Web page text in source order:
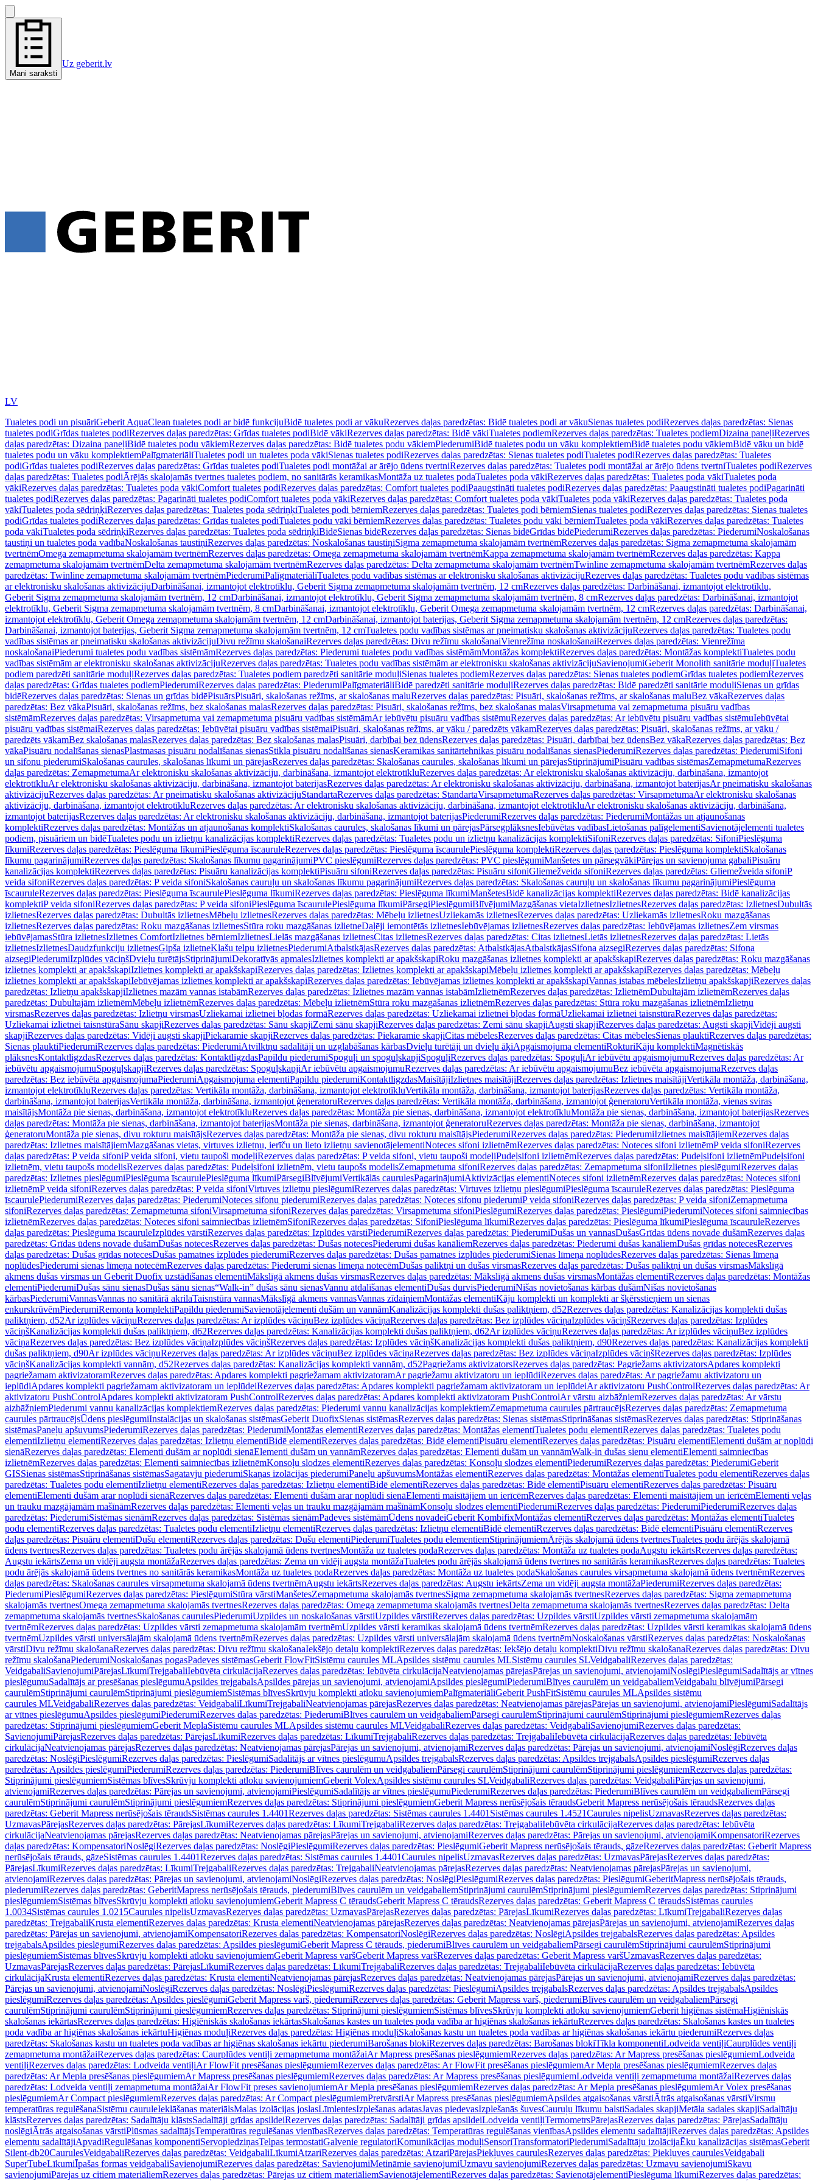
Mani saraksti
Uz geberit.lv
LV
Tualetes podi un pisuāriGeberit AquaClean tualetes podi ar bidē funkcijuBidē tualetes podi ar vākuRezerves daļas paredzētas: Bidē tualetes podi ar vākuSienas tualetes podiRezerves daļas paredzētas: Sienas
tualetes podiGrīdas tualetes podiRezerves daļas paredzētas: Grīdas tualetes podiBidē vākiRezerves daļas paredzētas: Bidē vākiTualetes podiemRezerves daļas paredzētas: Tualetes podiemDizaina paneļiRezerves
daļas paredzētas: Dizaina paneļiBidē tualetes podu vākiemRezerves daļas paredzētas: Bidē tualetes podu vākiemPiederumiBidē tualetes podu un vāku komplektiemBidē tualetes podu vākiemBidē vāku un bidē
tualetes podu un vāku komplektiemPalīgmateriāliTualetes podi un tualetes poda vākiSienas tualetes podiRezerves daļas paredzētas: Sienas tualetes podiTualetes podiRezerves daļas paredzētas: Tualetes
podiGrīdas tualetes podiRezerves daļas paredzētas: Grīdas tualetes podiTualetes podi montāžai ar ārējo ūdens tvertniRezerves daļas paredzētas: Tualetes podi montāžai ar ārējo ūdens tvertniTualetes podiRezerves
daļas paredzētas: Tualetes podiĀrējās skalojamās tvertnes tualetes podiem, no sanitārās keramikasMontāža uz tualetes podaTualetes poda vākiRezerves daļas paredzētas: Tualetes poda vākiTualetes poda
vākiRezerves daļas paredzētas: Tualetes poda vākiComfort tualetes podiRezerves daļas paredzētas: Comfort tualetes podiPaaugstināti tualetes podiRezerves daļas paredzētas: Paaugstināti tualetes podiPagarināti
tualetes podiRezerves daļas paredzētas: Pagarināti tualetes podiComfort tualetes poda vākiRezerves daļas paredzētas: Comfort tualetes poda vākiTualetes poda vākiRezerves daļas paredzētas: Tualetes poda
vākiTualetes poda sēdriņķiRezerves daļas paredzētas: Tualetes poda sēdriņķiTualetes podi bērniemRezerves daļas paredzētas: Tualetes podi bērniemSienas tualetes podiRezerves daļas paredzētas: Sienas tualetes
podiGrīdas tualetes podiRezerves daļas paredzētas: Grīdas tualetes podiTualetes podu vāki bērniemRezerves daļas paredzētas: Tualetes podu vāki bērniemTualetes poda vākiRezerves daļas paredzētas: Tualetes
poda vākiTualetes poda sēdriņķiRezerves daļas paredzētas: Tualetes poda sēdriņķiBidēSienas bidēRezerves daļas paredzētas: Sienas bidēGrīdas bidēPiederumiRezerves daļas paredzētas: PiederumiNoskalošanas
taustiņi un tualetes poda vadībaNoskalošanas taustiņiRezerves daļas paredzētas: Noskalošanas taustiņiSigma zemapmetuma skalojamām tvertnēmRezerves daļas paredzētas: Sigma zemapmetuma skalojamām
tvertnēmOmega zemapmetuma skalojamām tvertnēmRezerves daļas paredzētas: Omega zemapmetuma skalojamām tvertnēmKappa zemapmetuma skalojamām tvertnēmRezerves daļas paredzētas: Kappa
zemapmetuma skalojamām tvertnēmDelta zemapmetuma skalojamām tvertnēmRezerves daļas paredzētas: Delta zemapmetuma skalojamām tvertnēmTwinline zemapmetuma skalojamām tvertnēmRezerves daļas
paredzētas: Twinline zemapmetuma skalojamām tvertnēmPiederumiPalīgmateriāliTualetes podu vadības sistēmas ar elektronisku skalošanas aktivizācijuRezerves daļas paredzētas: Tualetes podu vadības sistēmas
ar elektronisku skalošanas aktivizācijuDarbināšanai, izmantojot elektrotīklu, Geberit Sigma zemapmetuma skalojamām tvertnēm, 12 cmRezerves daļas paredzētas: Darbināšanai, izmantojot elektrotīklu,
Geberit Sigma zemapmetuma skalojamām tvertnēm, 12 cmDarbināšanai, izmantojot elektrotīklu, Geberit Sigma zemapmetuma skalojamām tvertnēm, 8 cmRezerves daļas paredzētas: Darbināšanai, izmantojot
elektrotīklu, Geberit Sigma zemapmetuma skalojamām tvertnēm, 8 cmDarbināšanai, izmantojot elektrotīklu, Geberit Omega zemapmetuma skalojamām tvertnēm, 12 cmRezerves daļas paredzētas: Darbināšanai,
izmantojot elektrotīklu, Geberit Omega zemapmetuma skalojamām tvertnēm, 12 cmDarbināšanai, izmantojot baterijas, Geberit Sigma zemapmetuma skalojamām tvertnēm, 12 cmRezerves daļas paredzētas:
Darbināšanai, izmantojot baterijas, Geberit Sigma zemapmetuma skalojamām tvertnēm, 12 cmTualetes podu vadības sistēmas ar pneimatisku skalošanas aktivizācijuRezerves daļas paredzētas: Tualetes podu
vadības sistēmas ar pneimatisku skalošanas aktivizācijuDivu režīmu skalošanaiRezerves daļas paredzētas: Divu režīmu skalošanaiVienrežīma noskalošanaiRezerves daļas paredzētas: Vienrežīma
noskalošanaiPiederumi tualetes podu vadības sistēmāmRezerves daļas paredzētas: Piederumi tualetes podu vadības sistēmāmMontāžas komplektiRezerves daļas paredzētas: Montāžas komplektiTualetes podu
vadības sistēmām ar elektronisku skalošanas aktivizācijuRezerves daļas paredzētas: Tualetes podu vadības sistēmām ar elektronisku skalošanas aktivizācijuSavienojumiGeberit Monolith sanitārie moduļiTualetes
podiem paredzēti sanitārie moduļiRezerves daļas paredzētas: Tualetes podiem paredzēti sanitārie moduļiSienas tualetes podiemRezerves daļas paredzētas: Sienas tualetes podiemGrīdas tualetes podiemRezerves
daļas paredzētas: Grīdas tualetes podiemPiederumiRezerves daļas paredzētas: PiederumiPalīgmateriāliBidē paredzēti sanitārie moduļiRezerves daļas paredzētas: Bidē paredzēti sanitārie moduļiSienas un grīdas
bidēRezerves daļas paredzētas: Sienas un grīdas bidēPisuārsPisuāri, skalošanas režīms, ar skalošanas maluRezerves daļas paredzētas: Pisuāri, skalošanas režīms, ar skalošanas maluBez vākaRezerves daļas
paredzētas: Bez vākaPisuāri, skalošanas režīms, bez skalošanas malasRezerves daļas paredzētas: Pisuāri, skalošanas režīms, bez skalošanas malasVirsapmetuma vai zemapmetuma pisuāru vadības
sistēmāmRezerves daļas paredzētas: Virsapmetuma vai zemapmetuma pisuāru vadības sistēmāmAr iebūvētu pisuāru vadības sistēmuRezerves daļas paredzētas: Ar iebūvētu pisuāru vadības sistēmuIebūvētai
pisuāru vadības sistēmaiRezerves daļas paredzētas: Iebūvētai pisuāru vadības sistēmaiPisuāri, skalošanas režīms, ar vāku / paredzēts vākamRezerves daļas paredzētas: Pisuāri, skalošanas režīms, ar vāku /
paredzēts vākamBez skalošanas malasRezerves daļas paredzētas: Bez skalošanas malasPisuāri, darbībai bez ūdensRezerves daļas paredzētas: Pisuāri, darbībai bez ūdensBez vākaRezerves daļas paredzētas: Bez
vākaPisuāru nodalīšanas sienasPlastmasas pisuāru nodalīšanas sienasStikla pisuāru nodalīšanas sienasKeramikas sanitārtehnikas pisuāru nodalīšanas sienasPiederumiRezerves daļas paredzētas: PiederumiSifoni
un sifonu piederumiSkalošanas caurules, skalošanas līkumi un pārejasRezerves daļas paredzētas: Skalošanas caurules, skalošanas līkumi un pārejasStiprinājumiPisuāru vadības sistēmasZemapmetumaRezerves
daļas paredzētas: ZemapmetumaAr elektronisku skalošanas aktivizāciju, darbināšana, izmantojot elektrotīkluRezerves daļas paredzētas: Ar elektronisku skalošanas aktivizāciju, darbināšana, izmantojot
elektrotīkluAr elektronisku skalošanas aktivizāciju, darbināšana, izmantojot baterijasRezerves daļas paredzētas: Ar elektronisku skalošanas aktivizāciju, darbināšana, izmantojot baterijasAr pneimatisku skalošanas
aktivizācijuRezerves daļas paredzētas: Ar pneimatisku skalošanas aktivizācijuStandartaRezerves daļas paredzētas: StandartaVirsapmetumaRezerves daļas paredzētas: VirsapmetumaAr elektronisku skalošanas
aktivizāciju, darbināšana, izmantojot elektrotīkluRezerves daļas paredzētas: Ar elektronisku skalošanas aktivizāciju, darbināšana, izmantojot elektrotīkluAr elektronisku skalošanas aktivizāciju, darbināšana,
izmantojot baterijasRezerves daļas paredzētas: Ar elektronisku skalošanas aktivizāciju, darbināšana, izmantojot baterijasPiederumiRezerves daļas paredzētas: PiederumiMontāžas un atjaunošanas
komplektiRezerves daļas paredzētas: Montāžas un atjaunošanas komplektiSkalošanas caurules, skalošanas līkumi un pārejasPārsegplāksnesIebūvētas vadībasLietošanas palīgelementiSavienotājelementi tualetes
podiem, pisuāriem un bidēTualetes podu un izlietņu kanalizācijas komplektiRezerves daļas paredzētas: Tualetes podu un izlietņu kanalizācijas komplektiSifoniRezerves daļas paredzētas: SifoniPieslēguma
līkumiRezerves daļas paredzētas: Pieslēguma līkumiPieslēguma īscauruleRezerves daļas paredzētas: Pieslēguma īscaurulePieslēguma komplektiRezerves daļas paredzētas: Pieslēguma komplektiSkalošanas
līkumu pagarinājumiRezerves daļas paredzētas: Skalošanas līkumu pagarinājumiPVC pieslēgumiRezerves daļas paredzētas: PVC pieslēgumiManšetes un pārsegvākiPārejas un savienojuma gabaliPisuāru
kanalizācijas komplektiRezerves daļas paredzētas: Pisuāru kanalizācijas komplektiPisuāru sifoniRezerves daļas paredzētas: Pisuāru sifoniGliemežveida sifoniRezerves daļas paredzētas: Gliemežveida sifoniP
veida sifoniRezerves daļas paredzētas: P veida sifoniSkalošanas cauruļu un skalošanas līkumu pagarinājumiRezerves daļas paredzētas: Skalošanas cauruļu un skalošanas līkumu pagarinājumiPieslēguma
īscauruleRezerves daļas paredzētas: Pieslēguma īscaurulePieslēguma līkumiRezerves daļas paredzētas: Pieslēguma līkumiManšetesBidē kanalizācijas komplektiRezerves daļas paredzētas: Bidē kanalizācijas
komplektiP veida sifoniRezerves daļas paredzētas: P veida sifoniPieslēguma īscaurulePieslēguma līkumiPārsegiPieslēgumiBlīvējumiMazgāšanas vietaIzlietnesIzlietnesRezerves daļas paredzētas: IzlietnesDubultās
izlietnesRezerves daļas paredzētas: Dubultās izlietnesMēbeļu izlietnesRezerves daļas paredzētas: Mēbeļu izlietnesUzliekamās izlietnesRezerves daļas paredzētas: Uzliekamās izlietnesRoku mazgāšanas
izlietnesRezerves daļas paredzētas: Roku mazgāšanas izlietnesStūra roku mazgāšanas izlietneDaļēji iemontētās izlietnesIebūvējamas izlietnesRezerves daļas paredzētas: Iebūvējamas izlietnesZem virsmas
iebūvējamasStūra izlietnesIzlietnes ComfortIzlietnes bērniemIzlietnesLielās mazgāšanas izlietnesCitas izlietnesRezerves daļas paredzētas: Citas izlietnesLietās izlietnesRezerves daļas paredzētas: Lietās
izlietnesIzlietnesDaudzfunkciju izlietnesĢipša izlietneKlašu telpu izlietnesPiederumiAtbalstkājasRezerves daļas paredzētas: AtbalstkājasAtbalstkājasSifona aizsegiRezerves daļas paredzētas: Sifona
aizsegiPiederumiIzplūdes vāciņšDvieļu turētājsStiprinājumiDekoratīvās apmalesIzlietnes komplekti ar apakšskapiRoku mazgāšanas izlietnes komplekti ar apakšskapiRezerves daļas paredzētas: Roku mazgāšanas
izlietnes komplekti ar apakšskapiIzlietnes komplekti ar apakšskapiRezerves daļas paredzētas: Izlietnes komplekti ar apakšskapiMēbeļu izlietnes komplekti ar apakšskapiRezerves daļas paredzētas: Mēbeļu
izlietnes komplekti ar apakšskapiIebūvējamas izlietnes komplekti ar apakšskapiRezerves daļas paredzētas: Iebūvējamas izlietnes komplekti ar apakšskapiVannas istabas mēbelesIzlietņu apakšskapjiRezerves daļas
paredzētas: Izlietņu apakšskapjiIzlietnes mazām vannas istabāmRezerves daļas paredzētas: Izlietnes mazām vannas istabāmIzlietnēmRezerves daļas paredzētas: IzlietnēmDubultajām izlietnēmRezerves daļas
paredzētas: Dubultajām izlietnēmMēbeļu izlietnēmRezerves daļas paredzētas: Mēbeļu izlietnēmStūra roku mazgāšanas izlietnēmRezerves daļas paredzētas: Stūra roku mazgāšanas izlietnēmIzlietņu
virsmasRezerves daļas paredzētas: Izlietņu virsmasUzliekamai izlietnei bļodas formāRezerves daļas paredzētas: Uzliekamai izlietnei bļodas formāUzliekamai izlietnei taisnstūraRezerves daļas paredzētas:
Uzliekamai izlietnei taisnstūraSānu skapjiRezerves daļas paredzētas: Sānu skapjiZemi sānu skapjiRezerves daļas paredzētas: Zemi sānu skapjiAugsti skapjiRezerves daļas paredzētas: Augsti skapjiVidēji augsti
skapjiRezerves daļas paredzētas: Vidēji augsti skapjiPiekaramie skapjiRezerves daļas paredzētas: Piekaramie skapjiCitas mēbelesRezerves daļas paredzētas: Citas mēbelesSienas plauktiRezerves daļas paredzētas:
Sienas plauktiPiederumiRezerves daļas paredzētas: PiederumiAtvilktņu sadalītāji un uzglabāšanas kārbasDvieļu turētāji un dvieļu āķiApgaismojuma elementiRokturiKāju komplektiMagnētiskās
plāksnesKontaktligzdasRezerves daļas paredzētas: KontaktligzdasPapildu piederumiSpoguļi un spoguļskapjiSpoguļiRezerves daļas paredzētas: SpoguļiAr iebūvētu apgaismojumuRezerves daļas paredzētas: Ar
iebūvētu apgaismojumuSpoguļskapjiRezerves daļas paredzētas: SpoguļskapjiAr iebūvētu apgaismojumuRezerves daļas paredzētas: Ar iebūvētu apgaismojumuBez iebūvēta apgaismojumaRezerves daļas
paredzētas: Bez iebūvēta apgaismojumaPiederumiApgaismojuma elementiPapildu piederumiKontaktligzdasMaisītājiIzlietnes maisītājiRezerves daļas paredzētas: Izlietnes maisītājiVertikāla montāža, darbināšana,
izmantojot elektrotīkluRezerves daļas paredzētas: Vertikāla montāža, darbināšana, izmantojot elektrotīkluVertikāla montāža, darbināšana, izmantojot baterijasRezerves daļas paredzētas: Vertikāla montāža,
darbināšana, izmantojot baterijasVertikāla montāža, darbināšana, izmantojot ģeneratoruRezerves daļas paredzētas: Vertikāla montāža, darbināšana, izmantojot ģeneratoruVertikāla montāža, vienas sviras
maisītājsMontāža pie sienas, darbināšana, izmantojot elektrotīkluRezerves daļas paredzētas: Montāža pie sienas, darbināšana, izmantojot elektrotīkluMontāža pie sienas, darbināšana, izmantojot baterijasRezerves
daļas paredzētas: Montāža pie sienas, darbināšana, izmantojot baterijasMontāža pie sienas, darbināšana, izmantojot ģeneratoruRezerves daļas paredzētas: Montāža pie sienas, darbināšana, izmantojot
ģeneratoruMontāža pie sienas, divu rokturu maisītājsRezerves daļas paredzētas: Montāža pie sienas, divu rokturu maisītājsPiederumiRezerves daļas paredzētas: PiederumiIzlietnes maisītājiemRezerves daļas
paredzētas: Izlietnes maisītājiemMazgāšanas vietas, virtuves izlietņu, ierīču un lieto izlietņu savienotājelementiNoteces sifoni izlietnēmRezerves daļas paredzētas: Noteces sifoni izlietnēmP veida sifoniRezerves
daļas paredzētas: P veida sifoniP veida sifoni, vietu taupoši modeļiRezerves daļas paredzētas: P veida sifoni, vietu taupoši modeļiPudeļsifoni izlietnēmRezerves daļas paredzētas: Pudeļsifoni izlietnēmPudeļsifoni
izlietnēm, vietu taupošs modelisRezerves daļas paredzētas: Pudeļsifoni izlietnēm, vietu taupošs modelisZemapmetuma sifoniRezerves daļas paredzētas: Zemapmetuma sifoniIzlietnes pieslēgumiRezerves daļas
paredzētas: Izlietnes pieslēgumiPieslēguma īscaurulePieslēguma līkumiPārsegiBlīvējumiVertikālās caurulesPagarinājumiAktivizācijas elementiNoteces sifoni izlietnēmRezerves daļas paredzētas: Noteces sifoni
izlietnēmP veida sifoniRezerves daļas paredzētas: P veida sifoniVirtuves izlietņu pieslēgumiRezerves daļas paredzētas: Virtuves izlietņu pieslēgumiPieslēguma īscauruleRezerves daļas paredzētas: Pieslēguma
īscaurulePiederumiRezerves daļas paredzētas: PiederumiNoteces sifonu piederumiRezerves daļas paredzētas: Noteces sifonu piederumiP veida sifoniRezerves daļas paredzētas: P veida sifoniZemapmetuma
sifoniRezerves daļas paredzētas: Zemapmetuma sifoniVirsapmetuma sifoniRezerves daļas paredzētas: Virsapmetuma sifoniPieslēgumiRezerves daļas paredzētas: PieslēgumiPiederumiNoteces sifoni saimniecības
izlietnēmRezerves daļas paredzētas: Noteces sifoni saimniecības izlietnēmSifoniRezerves daļas paredzētas: SifoniPieslēguma līkumiRezerves daļas paredzētas: Pieslēguma līkumiPieslēguma īscauruleRezerves
daļas paredzētas: Pieslēguma īscauruleIzplūdes vārstiRezerves daļas paredzētas: Izplūdes vārstiPiederumiRezerves daļas paredzētas: PiederumiDušas un vannasDušasGrīdas ūdens novade dušāmRezerves daļas
paredzētas: Grīdas ūdens novade dušāmDušas notecesRezerves daļas paredzētas: Dušas notecesPiederumi dušas kanāliemRezerves daļas paredzētas: Piederumi dušas kanāliemDušas grīdas notecesRezerves
daļas paredzētas: Dušas grīdas notecesDušas pamatnes izplūdes piederumiRezerves daļas paredzētas: Dušas pamatnes izplūdes piederumiSienas līmeņa noplūdesRezerves daļas paredzētas: Sienas līmeņa
noplūdesPiederumi sienas līmeņa notecēmRezerves daļas paredzētas: Piederumi sienas līmeņa notecēmDušas paliktņi un dušas virsmasRezerves daļas paredzētas: Dušas paliktņi un dušas virsmasMākslīgā
akmens dušas virsmas un Geberit Duofix uzstādīšanas elementiMākslīgā akmens dušas virsmasRezerves daļas paredzētas: Mākslīgā akmens dušas virsmasMontāžas elementiRezerves daļas paredzētas: Montāžas
elementiPiederumiDušas sānu sienasDušas sānu sienas“Walk-in” dušas sānu sienasVannu atdalīšanas elementiDušas durvisPiederumiNišas novietošanas kārbas dušāmNišas novietošanas
kārbasPiederumiVannasVannas no sanitārā akrilaTaisnstūra vannasMākslīgā akmens vannasVannas zīdaiņiemMontāžas elementiKāju komplekti un komplekti ar šķērsstieņiem un sienas
enkurskrūvēmPiederumiRemonta komplektiPapildu piederumiSavienotājelementi dušām un vannāmKanalizācijas komplekti dušas paliktņiem, d52Rezerves daļas paredzētas: Kanalizācijas komplekti dušas
paliktņiem, d52Ar izplūdes vāciņuRezerves daļas paredzētas: Ar izplūdes vāciņuBez izplūdes vāciņaRezerves daļas paredzētas: Bez izplūdes vāciņaIzplūdes vāciņšRezerves daļas paredzētas: Izplūdes
vāciņšKanalizācijas komplekti dušas paliktņiem, d62Rezerves daļas paredzētas: Kanalizācijas komplekti dušas paliktņiem, d62Ar izplūdes vāciņuRezerves daļas paredzētas: Ar izplūdes vāciņuBez izplūdes
vāciņaRezerves daļas paredzētas: Bez izplūdes vāciņaIzplūdes vāciņšRezerves daļas paredzētas: Izplūdes vāciņšKanalizācijas komplekti dušas paliktņiem, d90Rezerves daļas paredzētas: Kanalizācijas komplekti
dušas paliktņiem, d90Ar izplūdes vāciņuRezerves daļas paredzētas: Ar izplūdes vāciņuBez izplūdes vāciņaRezerves daļas paredzētas: Bez izplūdes vāciņaIzplūdes vāciņšRezerves daļas paredzētas: Izplūdes
vāciņšKanalizācijas komplekti vannām, d52Rezerves daļas paredzētas: Kanalizācijas komplekti vannām, d52Pagriežams aktivizatorsRezerves daļas paredzētas: Pagriežams aktivizatorsApdares komplekti
pagriežamam aktivizatoramRezerves daļas paredzētas: Apdares komplekti pagriežamam aktivizatoramAr pagriežamu aktivizatoru un ieplūdiRezerves daļas paredzētas: Ar pagriežamu aktivizatoru un
ieplūdiApdares komplekti pagriežamam aktivizatoram un ieplūdeiRezerves daļas paredzētas: Apdares komplekti pagriežamam aktivizatoram un ieplūdeiAr aktivizatoru PushControlRezerves daļas paredzētas: Ar
aktivizatoru PushControlApdares komplekti aktivizatoram PushControlRezerves daļas paredzētas: Apdares komplekti aktivizatoram PushControlAr vārstu aizbāžņiemRezerves daļas paredzētas: Ar vārstu
aizbāžņiemPiederumi vannu kanalizācijas komplektiemRezerves daļas paredzētas: Piederumi vannu kanalizācijas komplektiemZemapmetuma caurules pārtraucējsRezerves daļas paredzētas: Zemapmetuma
caurules pārtraucējsŪdens pieslēgumiInstalācijas un skalošanas sistēmasGeberit DuofixSienas sistēmasRezerves daļas paredzētas: Sienas sistēmasStiprināšanas sistēmasRezerves daļas paredzētas: Stiprināšanas
sistēmasPaneļu apšuvumsPiederumiRezerves daļas paredzētas: PiederumiMontāžas elementiRezerves daļas paredzētas: Montāžas elementiTualetes podu elementiRezerves daļas paredzētas: Tualetes podu
elementiIzlietņu elementiRezerves daļas paredzētas: Izlietņu elementiBidē elementiRezerves daļas paredzētas: Bidē elementiPisuāru elementiRezerves daļas paredzētas: Pisuāru elementiElementi dušām ar noplūdi
sienāRezerves daļas paredzētas: Elementi dušām ar noplūdi sienāElementi dušām un vannāmRezerves daļas paredzētas: Elementi dušām un vannāmWalk-in dušas sienu elementiElementi saimniecības
izlietnēmRezerves daļas paredzētas: Elementi saimniecības izlietnēmKonsoļu slodzes elementiRezerves daļas paredzētas: Konsoļu slodzes elementiPiederumiRezerves daļas paredzētas: PiederumiGeberit
GISSienas sistēmasStiprināšanas sistēmasSagatavju piederumiSkaņas izolācijas piederumiPaneļu apšuvumsMontāžas elementiRezerves daļas paredzētas: Montāžas elementiTualetes podu elementiRezerves daļas
paredzētas: Tualetes podu elementiIzlietņu elementiRezerves daļas paredzētas: Izlietņu elementiBidē elementiRezerves daļas paredzētas: Bidē elementiPisuāru elementiRezerves daļas paredzētas: Pisuāru
elementiElementi dušām arar noplūdi sienāRezerves daļas paredzētas: Elementi dušām arar noplūdi sienāElementi maisītājiem un ierīcēmRezerves daļas paredzētas: Elementi maisītājiem un ierīcēmElementi veļas
un trauku mazgājamām mašīnāmRezerves daļas paredzētas: Elementi veļas un trauku mazgājamām mašīnāmKonsoļu slodzes elementiPiederumiRezerves daļas paredzētas: PiederumiPiederumiRezerves daļas
paredzētas: PiederumiSistēmas sienāmRezerves daļas paredzētas: Sistēmas sienāmPadeves sistēmāmŪdens novadeiGeberit KombifixMontāžas elementiRezerves daļas paredzētas: Montāžas elementiTualetes
podu elementiRezerves daļas paredzētas: Tualetes podu elementiIzlietņu elementiRezerves daļas paredzētas: Izlietņu elementiBidē elementiRezerves daļas paredzētas: Bidē elementiPisuāru elementiRezerves
daļas paredzētas: Pisuāru elementiDušu elementiRezerves daļas paredzētas: Dušu elementiPiederumiTualetes podu elementiemStiprinājumiemĀrējās skalojamā ūdens tvertnesTualetes podu ārējās skalojamā
ūdens tvertnesRezerves daļas paredzētas: Tualetes podu ārējās skalojamā ūdens tvertnesMontāža uz tualetes podaRezerves daļas paredzētas: Montāža uz tualetes podaAugstu iekārtsRezerves daļas paredzētas:
Augstu iekārtsZema un vidēji augsta montāžaRezerves daļas paredzētas: Zema un vidēji augsta montāžaTualetes podu ārējās skalojamā ūdens tvertnes no sanitārās keramikasRezerves daļas paredzētas: Tualetes
podu ārējās skalojamā ūdens tvertnes no sanitārās keramikasMontāža uz tualetes podaRezerves daļas paredzētas: Montāža uz tualetes podaSkalošanas caurules virsapmetuma skalojamā ūdens tvertnēmRezerves
daļas paredzētas: Skalošanas caurules virsapmetuma skalojamā ūdens tvertnēmAugstu iekārtsRezerves daļas paredzētas: Augstu iekārtsZema un vidēji augsta montāžaPiederumiRezerves daļas paredzētas:
PiederumiPieslēgumiRezerves daļas paredzētas: PieslēgumiStūra vārstiManšetesZemapmetuma skalojamās tvertnesSigma zemapmetuma skalojamās tvertnesRezerves daļas paredzētas: Sigma zemapmetuma
skalojamās tvertnesOmega zemapmetuma skalojamās tvertnesRezerves daļas paredzētas: Omega zemapmetuma skalojamās tvertnesDelta zemapmetuma skalojamās tvertnesRezerves daļas paredzētas: Delta
zemapmetuma skalojamās tvertnesSkalošanas caurulesPiederumiUzpildes un noskalošanas vārstiUzpildes vārstiRezerves daļas paredzētas: Uzpildes vārstiUzpildes vārsti zemapmetuma skalojamām
tvertnēmRezerves daļas paredzētas: Uzpildes vārsti zemapmetuma skalojamām tvertnēmUzpildes vārsti keramikas skalojamā ūdens tvertnēmRezerves daļas paredzētas: Uzpildes vārsti keramikas skalojamā ūdens
tvertnēmUzpildes vārsti universālajām skalojamā ūdens tvertnēmRezerves daļas paredzētas: Uzpildes vārsti universālajām skalojamā ūdens tvertnēmNoskalošanas vārstiRezerves daļas paredzētas: Noskalošanas
vārstiDivu režīmu skalošanaRezerves daļas paredzētas: Divu režīmu skalošanaIekšējo detaļu komplektiRezerves daļas paredzētas: Iekšējo detaļu komplektiDivu režīmu skalošanaRezerves daļas paredzētas: Divu
režīmu skalošanaPiederumiNoskalošanas pogasPadeves sistēmasGeberit FlowFitSistēmu caurules MLApsildes sistēmu caurules MLSistēmu caurules SLVeidgabaliRezerves daļas paredzētas:
VeidgabaliSavienojumiPārejasLīkumiTrejgabaliIebūvēta cirkulācijaRezerves daļas paredzētas: Iebūvēta cirkulācijaNeatvienojamas pārejasPārejas un savienojumi, atvienojamiNoslēgiPieslēgumiSadalītājs ar vītnes
pieslēgumuSadalītājs ar presēšanas pieslēgumuApsildes trejgabalsApsildes pārejas un savienojumi, atvienojamiApsildes pieslēgumiPiederumiBlīves caurulēm un veidgabaliemVeidgabalu blīvējumiPārsegi
caurulēmStiprinājumi caurulēmStiprinājumi pieslēgumiemSistēmas blīvesSkrūvju komplekti atloku savienojumiemPalīgmateriāliGeberit PushFitSistēmu caurules MLApsildes sistēmu
caurules MLVeidgabaliRezerves daļas paredzētas: VeidgabaliLīkumiTrejgabaliNeatvienojamas pārejasRezerves daļas paredzētas: Neatvienojamas pārejasPārejas un savienojumi, atvienojamiPieslēgumiSadalītājs
ar vītnes pieslēgumuApsildes pieslēgumiPiederumiRezerves daļas paredzētas: PiederumiBlīves caurulēm un veidgabaliemPārsegi caurulēmStiprinājumi caurulēmStiprinājumi pieslēgumiemRezerves daļas
paredzētas: Stiprinājumi pieslēgumiemGeberit MeplaSistēmu caurules MLApsildes sistēmu caurules MLVeidgabaliRezerves daļas paredzētas: VeidgabaliSavienojumiRezerves daļas paredzētas:
SavienojumiPārejasRezerves daļas paredzētas: PārejasLīkumiRezerves daļas paredzētas: LīkumiTrejgabaliRezerves daļas paredzētas: TrejgabaliIebūvēta cirkulācijaRezerves daļas paredzētas: Iebūvēta
cirkulācijaNeatvienojamas pārejasRezerves daļas paredzētas: Neatvienojamas pārejasPārejas un savienojumi, atvienojamiRezerves daļas paredzētas: Pārejas un savienojumi, atvienojamiNoslēgiRezerves daļas
paredzētas: NoslēgiPieslēgumiRezerves daļas paredzētas: PieslēgumiSadalītājs ar vītnes pieslēgumuApsildes trejgabalsRezerves daļas paredzētas: Apsildes trejgabalsApsildes pieslēgumiRezerves daļas
paredzētas: Apsildes pieslēgumiPiederumiRezerves daļas paredzētas: PiederumiBlīves caurulēm un veidgabaliemPārsegi caurulēmStiprinājumi caurulēmStiprinājumi pieslēgumiemRezerves daļas paredzētas:
Stiprinājumi pieslēgumiemSistēmas blīvesSkrūvju komplekti atloku savienojumiemGeberit VolexApsildes sistēmu caurules SLVeidgabaliRezerves daļas paredzētas: VeidgabaliPārejas un savienojumi,
atvienojamiRezerves daļas paredzētas: Pārejas un savienojumi, atvienojamiPieslēgumiSadalītājs ar vītnes pieslēgumuPiederumiRezerves daļas paredzētas: PiederumiBlīves caurulēm un veidgabaliemPārsegi
caurulēmStiprinājumi caurulēmStiprinājumi pieslēgumiemRezerves daļas paredzētas: Stiprinājumi pieslēgumiemGeberit Mapress nerūsējošais tēraudsGeberit Mapress nerūsējošais tēraudsRezerves daļas
paredzētas: Geberit Mapress nerūsējošais tēraudsSistēmas caurules 1.4401Rezerves daļas paredzētas: Sistēmas caurules 1.4401 Sistēmas caurules 1.4521Caurules nipelisUzmavasRezerves daļas paredzētas:
UzmavasPārejasRezerves daļas paredzētas: PārejasLīkumiRezerves daļas paredzētas: LīkumiTrejgabaliRezerves daļas paredzētas: TrejgabaliIebūvēta cirkulācijaRezerves daļas paredzētas: Iebūvēta
cirkulācijaNeatvienojamas pārejasRezerves daļas paredzētas: Neatvienojamas pārejasPārejas un savienojumi, atvienojamiRezerves daļas paredzētas: Pārejas un savienojumi, atvienojamiKompensatoriRezerves
daļas paredzētas: KompensatoriNoslēgiRezerves daļas paredzētas: NoslēgiPieslēgumiRezerves daļas paredzētas: PieslēgumiGeberit Mapress nerūsējošais tērauds, gāzeRezerves daļas paredzētas: Geberit Mapress
nerūsējošais tērauds, gāzeSistēmas caurules 1.4401Rezerves daļas paredzētas: Sistēmas caurules 1.4401Caurules nipelisUzmavasRezerves daļas paredzētas: UzmavasPārejasRezerves daļas paredzētas:
PārejasLīkumiRezerves daļas paredzētas: LīkumiTrejgabaliRezerves daļas paredzētas: TrejgabaliNeatvienojamas pārejasRezerves daļas paredzētas: Neatvienojamas pārejasPārejas un savienojumi,
atvienojamiRezerves daļas paredzētas: Pārejas un savienojumi, atvienojamiNoslēgiRezerves daļas paredzētas: NoslēgiPieslēgumiRezerves daļas paredzētas: PieslēgumiGeberitMapress nerūsējošais tērauds,
piederumiRezerves daļas paredzētas: GeberitMapress nerūsējošais tērauds, piederumiBlīves caurulēm un veidgabaliemStiprinājumi caurulēmStiprinājumi pieslēgumiemRezerves daļas paredzētas: Stiprinājumi
pieslēgumiemSistēmas blīvesSkrūvju komplekti atloku savienojumiemGeberit Mapress C tēraudsGeberit Mapress C tēraudsRezerves daļas paredzētas: Geberit Mapress C tēraudsSistēmas caurules
1.0034Sistēmas caurules 1.0215Caurules nipelisUzmavasRezerves daļas paredzētas: UzmavasPārejasRezerves daļas paredzētas: PārejasLīkumiRezerves daļas paredzētas: LīkumiTrejgabaliRezerves daļas
paredzētas: TrejgabaliKrusta elementiRezerves daļas paredzētas: Krusta elementiNeatvienojamas pārejasRezerves daļas paredzētas: Neatvienojamas pārejasPārejas un savienojumi, atvienojamiRezerves daļas
paredzētas: Pārejas un savienojumi, atvienojamiKompensatoriRezerves daļas paredzētas: KompensatoriNoslēgiRezerves daļas paredzētas: NoslēgiApsildes trejgabalsRezerves daļas paredzētas: Apsildes
trejgabalsApsildes pieslēgumiRezerves daļas paredzētas: Apsildes pieslēgumiGeberit Mapress C tērauds, piederumiBlīves caurulēm un veidgabaliemPārsegi caurulēmStiprinājumi caurulēmStiprinājumi
pieslēgumiemSistēmas blīvesSkrūvju komplekti atloku savienojumiemGeberit Mapress varšGeberit Mapress varšRezerves daļas paredzētas: Geberit Mapress varšUzmavasRezerves daļas paredzētas:
UzmavasPārejasRezerves daļas paredzētas: PārejasLīkumiRezerves daļas paredzētas: LīkumiTrejgabaliRezerves daļas paredzētas: TrejgabaliIebūvēta cirkulācijaRezerves daļas paredzētas: Iebūvēta
cirkulācijaKrusta elementiRezerves daļas paredzētas: Krusta elementiNeatvienojamas pārejasRezerves daļas paredzētas: Neatvienojamas pārejasPārejas un savienojumi, atvienojamiRezerves daļas paredzētas:
Pārejas un savienojumi, atvienojamiNoslēgiRezerves daļas paredzētas: NoslēgiPieslēgumiRezerves daļas paredzētas: PieslēgumiApsildes trejgabalsRezerves daļas paredzētas: Apsildes trejgabalsApsildes
pieslēgumiRezerves daļas paredzētas: Apsildes pieslēgumiGeberit Mapress varš, piederumiRezerves daļas paredzētas: Geberit Mapress varš, piederumiBlīves caurulēm un veidgabaliemPārsegi
caurulēmStiprinājumi caurulēmStiprinājumi pieslēgumiemRezerves daļas paredzētas: Stiprinājumi pieslēgumiemSistēmas blīvesSkrūvju komplekti atloku savienojumiemGeberit higiēnas sistēmaHigiēniskās
skalošanas iekārtasRezerves daļas paredzētas: Higiēniskās skalošanas iekārtasSkalošanas kastes un tualetes poda vadība ar higiēnas skalošanas iekārtuRezerves daļas paredzētas: Skalošanas kastes un tualetes
poda vadība ar higiēnas skalošanas iekārtuHigiēnas moduļiRezerves daļas paredzētas: Higiēnas moduļiSkalošanas kastu un tualetes poda vadības ar higiēnas skalošanas iekārtu piederumiRezerves daļas
paredzētas: Skalošanas kastu un tualetes poda vadības ar higiēnas skalošanas iekārtu piederumiBarošanas blokiRezerves daļas paredzētas: Barošanas blokiTīkla komponentiLodveida ventiļiCaurplūdes ventiļi
zemapmetuma montāžaiRezerves daļas paredzētas: Caurplūdes ventiļi zemapmetuma montāžaiAr Mapress presēšanas pieslēgumiemRezerves daļas paredzētas: Ar Mapress presēšanas pieslēgumiemLodveida
ventiļiRezerves daļas paredzētas: Lodveida ventiļiAr FlowFit presēšanas pieslēgumiemRezerves daļas paredzētas: Ar FlowFit presēšanas pieslēgumiemAr Mepla presēšanas pieslēgumiemRezerves daļas
paredzētas: Ar Mepla presēšanas pieslēgumiemAr Mapress presēšanas pieslēgumiemRezerves daļas paredzētas: Ar Mapress presēšanas pieslēgumiemLodveida ventiļi zemapmetuma montāžaiRezerves daļas
paredzētas: Lodveida ventiļi zemapmetuma montāžaiAr FlowFit preses savienojumiemAr Mepla presēšanas pieslēgumiemRezerves daļas paredzētas: Ar Mepla presēšanas pieslēgumiemAr Volex presēšanas
pieslēgumiemAr Compact pieslēgumiemRezerves daļas paredzētas: Ar Compact pieslēgumiemPretvārstiAr Mapress presēšanas pieslēgumiemApsildes atgaisošanas vārstiĀtrās atgaisošanas vārstiVirsmu
temperatūras regulēšanaSistēmu cauruleIeklāšanas materiālsMalas izolācijas joslasLīmlentesIzplešanas adatasJavas piedevasIzplešanās šuvesCauruļu līkumu balstiSadales skapjiMetāla sadales skapjiSadalītāju
klāstsRezerves daļas paredzētas: Sadalītāju klāstsSadalītāji grīdas apsildeiRezerves daļas paredzētas: Sadalītāji grīdas apsildeiLodveida ventiļiTermometrsPārejasRezerves daļas paredzētas: PārejasSadalītāju
noslēgiĀtrās atgaisošanas vārstiPlūsmas sadalītājsTemperatūras regulēšanas vienībasRezerves daļas paredzētas: Temperatūras regulēšanas vienībasApsildes elementu sadalītājiRezerves daļas paredzētas: Apsildes
elementu sadalītājiApvadiRegulēšanas komponentiServopiedziņasTelpas termostatiGalvenie regulatoriKomunikācijas moduļiSensoriTransformatoriPiederumiSadalītāju izolācijaĒku kanalizācijas sistēmasGeberit
Silent-db20CaurulesVeidgabaliRezerves daļas paredzētas: VeidgabaliLīkumiAtzariRezerves daļas paredzētas: AtzariPārejasPiekļuves caurulesRezerves daļas paredzētas: Piekļuves caurulesVeidgabali
SuperTubeLīkumiĪpašas formas veidgabaliSavienojumiRezerves daļas paredzētas: SavienojumiMetināmie savienojumiUzmavu savienojumiRezerves daļas paredzētas: Uzmavu savienojumiSkavu
savienojumiPārejas uz citiem materiāliemRezerves daļas paredzētas: Pārejas uz citiem materiāliemSavienotājelementiRezerves daļas paredzētas: SavienotājelementiPieslēguma līkumiRezerves daļas paredzētas: